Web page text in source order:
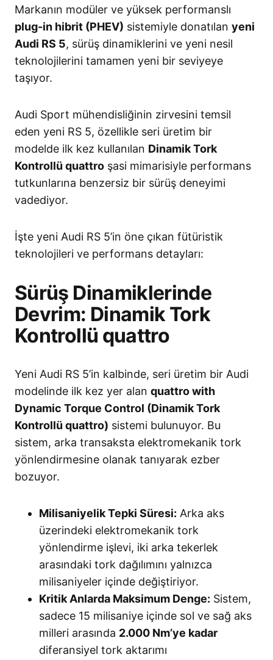
Markanın modüler ve yüksek performanslı
plug-in hibrit (PHEV) sistemiyle donatılan yeni
Audi RS 5, sürüş dinamiklerini ve yeni nesil
teknolojilerini tamamen yeni bir seviyeye
taşıyor.
Audi Sport mühendisliğinin zirvesini temsil
eden yeni RS 5, özellikle seri üretim bir
modelde ilk kez kullanılan Dinamik Tork
Kontrollü quattro şasi mimarisiyle performans
tutkunlarına benzersiz bir sürüş deneyimi
vadediyor.
İşte yeni Audi RS 5’in öne çıkan fütüristik
teknolojileri ve performans detayları:
Sürüş Dinamiklerinde
Devrim: Dinamik Tork
Kontrollü quattro
Yeni Audi RS 5’in kalbinde, seri üretim bir Audi
modelinde ilk kez yer alan quattro with
Dynamic Torque Control (Dinamik Tork
Kontrollü quattro) sistemi bulunuyor. Bu
sistem, arka transaksta elektromekanik tork
yönlendirmesine olanak tanıyarak ezber
bozuyor.
Milisaniyelik Tepki Süresi: Arka aks
üzerindeki elektromekanik tork
yönlendirme işlevi, iki arka tekerlek
arasındaki tork dağılımını yalnızca
milisaniyeler içinde değiştiriyor.
Kritik Anlarda Maksimum Denge: Sistem,
sadece 15 milisaniye içinde sol ve sağ aks
milleri arasında 2.000 Nm’ye kadar
diferansiyel tork aktarımı